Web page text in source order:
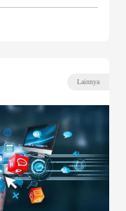
Lainnya